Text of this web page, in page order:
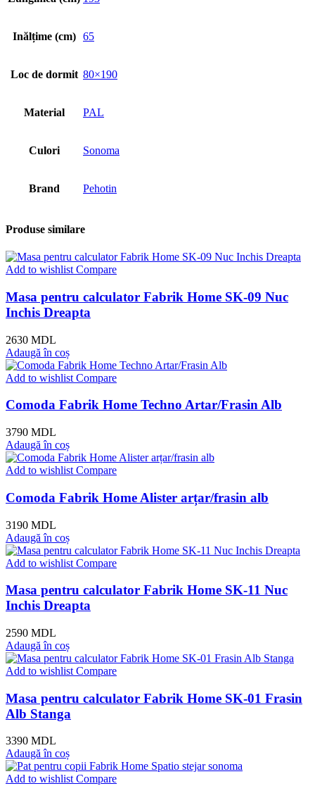
Inălțime (cm) 65
Loc de dormit 80×190
Material PAL
Culori Sonoma
Brand Pehotin
Produse similare
Add to wishlist Compare
Masa pentru calculator Fabrik Home SK-09 Nuc
Inchis Dreapta
2630 MDL
Adaugă în coș
Add to wishlist Compare
Comoda Fabrik Home Techno Artar/Frasin Alb
3790 MDL
Adaugă în coș
Add to wishlist Compare
Comoda Fabrik Home Alister arțar/frasin alb
3190 MDL
Adaugă în coș
Add to wishlist Compare
Masa pentru calculator Fabrik Home SK-11 Nuc
Inchis Dreapta
2590 MDL
Adaugă în coș
Add to wishlist Compare
Masa pentru calculator Fabrik Home SK-01 Frasin
Alb Stanga
3390 MDL
Adaugă în coș
Add to wishlistCompare